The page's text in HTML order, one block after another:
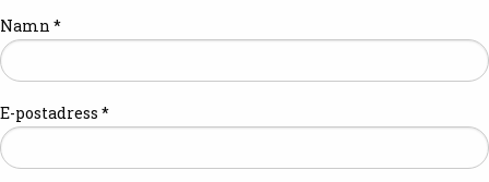
Namn *
E-postadress *